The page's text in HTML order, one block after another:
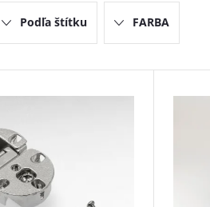
Podľa štítku FARBA